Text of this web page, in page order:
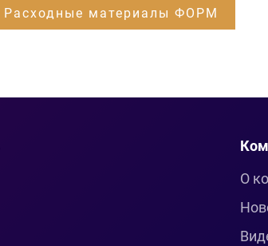
Расходные материалы ФОРМ
О